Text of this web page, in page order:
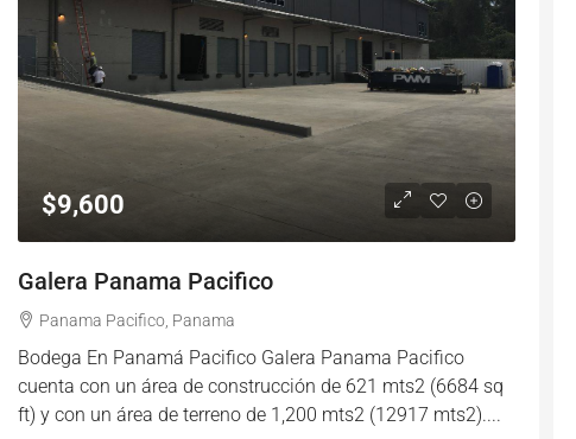
$9,600
Galera Panama Pacifico
Panama Pacifico, Panama
Bodega En Panamá Pacifico Galera Panama Pacifico
cuenta con un área de construcción de 621 mts2 (6684 sq
ft) y con un área de terreno de 1,200 mts2 (12917 mts2)....